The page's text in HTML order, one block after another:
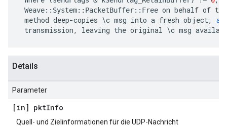
Weave:: System:: PacketBuffer:: Free on behalf of the
method deep-copies \c msg into a fresh object,
transmission, leaving the original \c msg
Details
Parameter
[in] pktInfo
Quell- und Zielinformationen für die UDP-Nachricht